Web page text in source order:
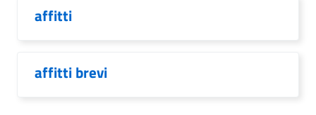
affitti
affitti brevi